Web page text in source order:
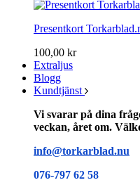
Presentkort
100,00 kr
Extraljus
Blogg
Kundtjänst
Vi svarar på dina
veckan, året om.
info@torkarblad.nu
076-797 62 58